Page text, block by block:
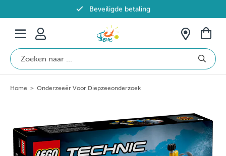
Beveiligde betaling
Gratis verzending vanaf €69 in België
Home > Onderzeeër Voor Diepzeeonderzoek